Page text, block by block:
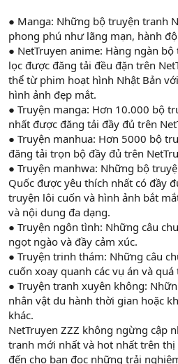
● Manga: Những bộ truyện tranh
phong phú như lãng mạn, hành
● NetTruyen anime: Hàng ngàn
lọc được đăng tải đều đặn trên
thể từ phim hoạt hình Nhật Bản
hình ảnh đẹp mắt.
● Truyện manga: Hơn 10.000 bộ
nhất được đăng tải đầy đủ trên
● Truyện manhua: Hơn 5000 bộ
đăng tải trọn bộ đầy đủ trên
● Truyện manhwa: Những bộ
Quốc được yêu thích nhất có đầy
truyện lôi cuốn và hình ảnh bắt
và nội dung đa dạng.
● Truyện ngôn tình: Những câu
ngọt ngào và đầy cảm xúc.
● Truyện trinh thám: Những câu
cuốn xoay quanh các vụ án và
● Truyện tranh xuyên không:
nhân vật du hành thời gian hoặc
khác.
NetTruyen ZZZ không ngừng cập
tranh mới nhất và hot nhất trên
đến cho bạn đọc những trải